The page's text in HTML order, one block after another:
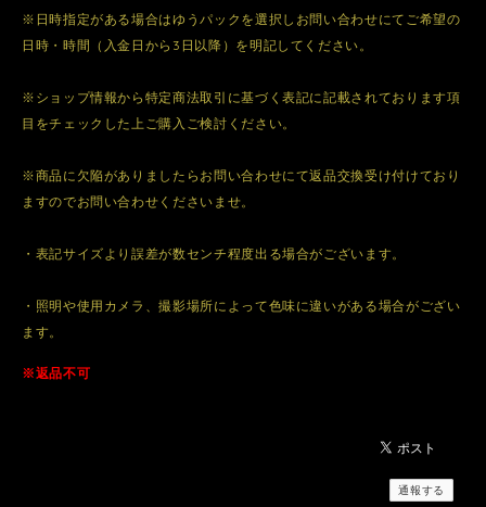
※日時指定がある場合はゆうパックを選択しお問い合わせにてご希望の
日時・時間（入金日から3日以降）を明記してください。
※ショップ情報から特定商法取引に基づく表記に記載されております項
目をチェックした上ご購入ご検討ください。
※商品に欠陥がありましたらお問い合わせにて返品交換受け付けており
ますのでお問い合わせくださいませ。
・表記サイズより誤差が数センチ程度出る場合がございます。
・照明や使用カメラ、撮影場所によって色味に違いがある場合がござい
ます。
※返品不可
通報する